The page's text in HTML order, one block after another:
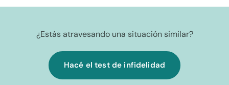
¿Estás atravesando una situación similar?
Hacé el test de infidelidad